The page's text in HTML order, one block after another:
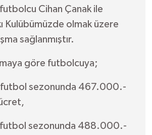
Cihan Çanak ile
Kulübümüzde olmak üzere
sağlanmıştır.
göre futbolcuya;
sezonunda 467.000.-
sezonunda 488.000.-